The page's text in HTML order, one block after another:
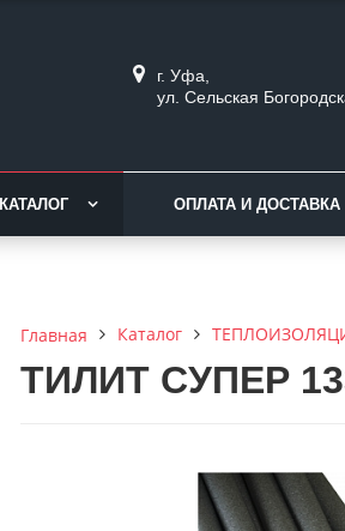
г. Уфа,
ул. Сельская
КАТАЛОГ ОПЛАТА И ДОСТАВКА
Главная Каталог
ТИЛИТ СУПЕР